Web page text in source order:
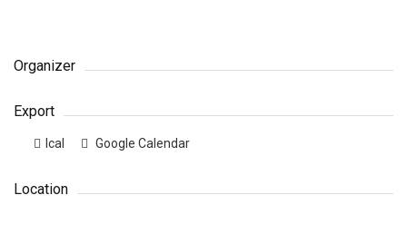
Organizer
Export
Ical Google Calendar
Location